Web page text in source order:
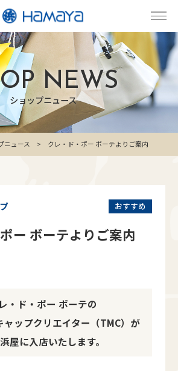
NEWS
ショップニュース
ニュース クレ・ド・ポー ボーテよりご案内
おすすめ
ー ボーテよりご案内
・ド・ポー ボーテの
ャップクリエイター（TMC）が
屋に入店いたします。